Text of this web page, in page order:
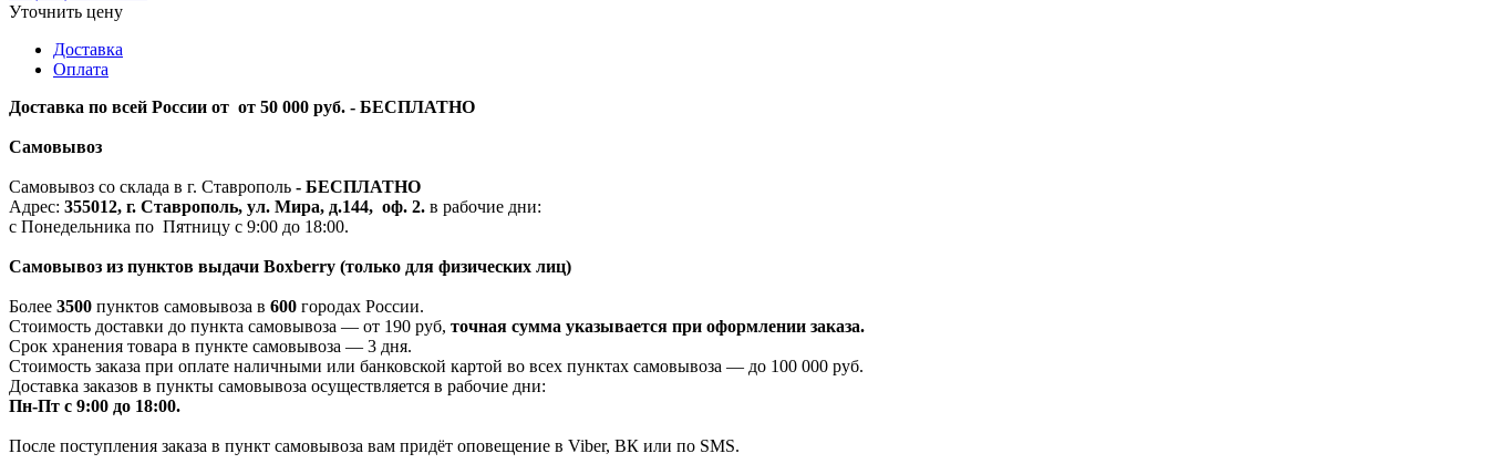
Уточнить цену
Доставка
Оплата
Доставка по всей России от от 50 000 руб. - БЕСПЛАТНО
Самовывоз
Самовывоз со склада в г. Ставрополь - БЕСПЛАТНО
Адрес: 355012, г. Ставрополь, ул. Мира, д.144, оф. 2. в рабочие дни:
с Понедельника по Пятницу с 9:00 до 18:00.
Самовывоз из пунктов выдачи Boxberry (только для физических лиц)
Более 3500 пунктов самовывоза в 600 городах России.
Стоимость доставки до пункта самовывоза — от 190 руб, точная сумма указывается при оформлении заказа.
Срок хранения товара в пункте самовывоза — 3 дня.
Стоимость заказа при оплате наличными или банковской картой во всех пунктах самовывоза — до 100 000 руб.
Доставка заказов в пункты самовывоза осуществляется в рабочие дни:
Пн-Пт с 9:00 до 18:00.
После поступления заказа в пункт самовывоза вам придёт оповещение в Viber, ВК или по SMS.